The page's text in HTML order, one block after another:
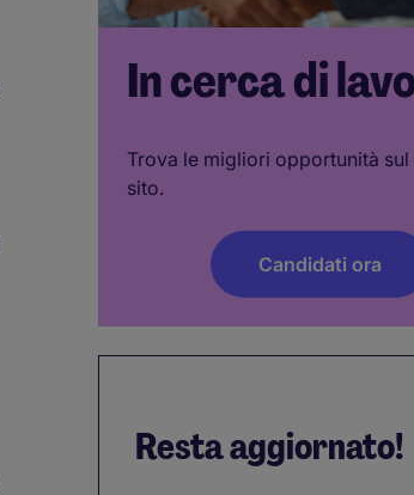
In cerca di
Trova le migliori opportunità sul
sito.
Candidati ora
Resta aggiornato!